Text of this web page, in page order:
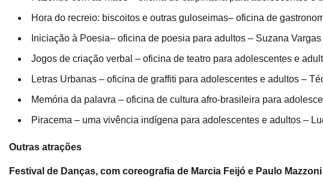
Hora do recreio: biscoitos e outras guloseimas– oficina de
Iniciação à Poesia– oficina de poesia para adultos – Suzana Vargas
Jogos de criação verbal – oficina de teatro para adolescentes e
Letras Urbanas – oficina de graffiti para adolescentes e adultos –
Memória da palavra – oficina de cultura afro-brasileira para
Piracema – uma vivência indígena para adolescentes e adultos –
Outras atrações
Festival de Danças, com coreografia de Marcia Feijó e Paulo Mazzoni